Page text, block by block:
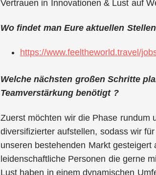
Vertrauen in Innovationen & Lust auf
Wo findet man Eure aktuellen
https://www.feeltheworld.travel/
Welche nächsten großen Schritte
Teamverstärkung benötigt ?
Zuerst möchten wir die Phase rundum
diversifizierter aufstellen, sodass wir
unseren bestehenden Markt
leidenschaftliche Personen die gerne
Lust haben in einem dynamischen